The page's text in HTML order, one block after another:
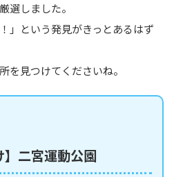
選しました。
」という発見がきっとあるはず
を見つけてくださいね。
】二宮運動公園